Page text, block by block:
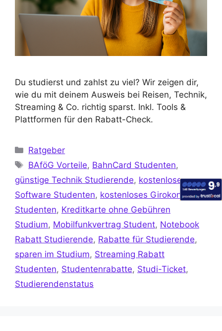
Du studierst und zahlst zu viel? Wir zeigen dir,
wie du mit deinem Ausweis bei Reisen, Technik,
Streaming & Co. richtig sparst. Inkl. Tools &
Plattformen für den Rabatt-Check.
Ratgeber
BAföG Vorteile, BahnCard Studenten,
günstige Technik Studierende, kostenlose
Software Studenten, kostenloses Girokonto
Studenten, Kreditkarte ohne Gebühren
Studium, Mobilfunkvertrag Student, Notebook
Rabatt Studierende, Rabatte für Studierende,
sparen im Studium, Streaming Rabatt
Studenten, Studentenrabatte, Studi-Ticket,
Studierendenstatus